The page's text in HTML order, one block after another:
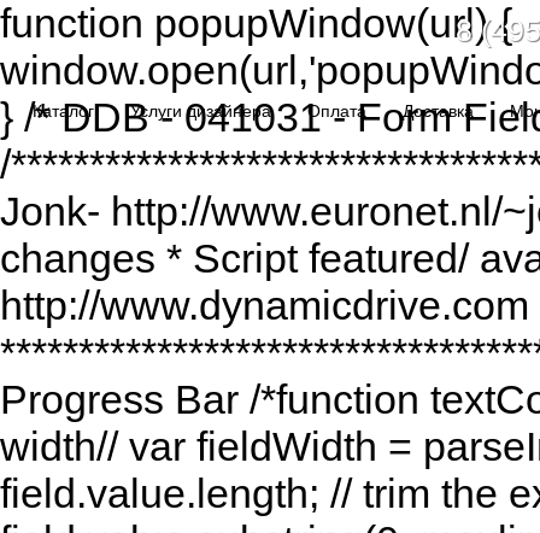
function popupWindow(url) {
} /* DDB - 041031 - Form
/
Jonk- http://www.euronet.nl/
changes * Script featured/
http://
Progress Bar /*function
width// var fieldWidth =
field.value.length; // trim the
8
Каталог Услуги дизайнера Оплата Доставка